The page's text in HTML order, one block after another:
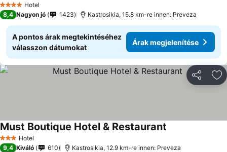
4 KategóriaHotel
8,4 Nagyon jó 1423 Kastrosikia, 15.8 km-re innen: Preveza
A pontos árak megtekintéséhez
válasszon dátumokat
Árak megjelenítése
3 Kategória
Hotel
Must Boutique Hotel & Restaurant
9,4 Kiváló 610 Kastrosikia, 12.9 km-re innen: Preveza